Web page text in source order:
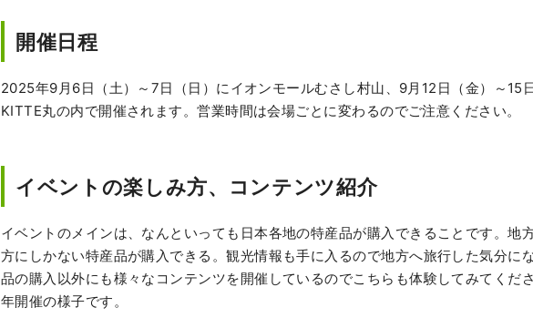
開催日程
2025年9月6日（土）～7日（日）にイオンモールむさし村山、9月12日（金）～15
KITTE丸の内で開催されます。営業時間は会場ごとに変わるのでご注意ください。
イベントの楽しみ方、コンテンツ紹介
イベントのメインは、なんといっても日本各地の特産品が購入できることです。地
方にしかない特産品が購入できる。観光情報も手に入るので地方へ旅行した気分に
品の購入以外にも様々なコンテンツを開催しているのでこちらも体験してみてくだ
年開催の様子です。